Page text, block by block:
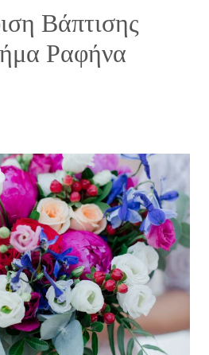
Βάπτισης
Ραφήνα